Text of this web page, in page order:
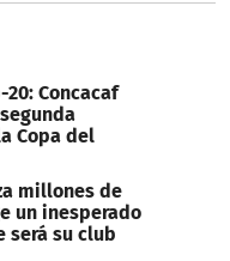
Concacaf
Copa del
millones de
un inesperado
será su club